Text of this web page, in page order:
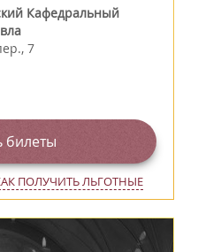
Кафедральный
7
билеты
ПОЛУЧИТЬ ЛЬГОТНЫЕ